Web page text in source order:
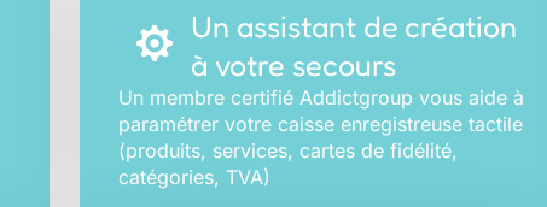
Un assistant de création
à votre secours
Un membre certifié Addictgroup vous aide à
paramétrer votre caisse enregistreuse tactile
(produits, services, cartes de fidélité,
catégories, TVA)